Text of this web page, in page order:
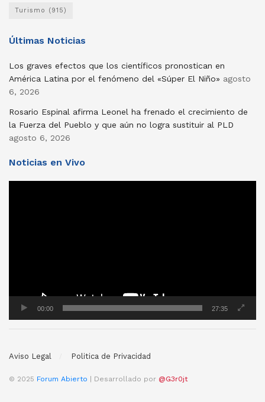
Turismo (915)
Últimas Noticias
Los graves efectos que los científicos pronostican en
América Latina por el fenómeno del «Súper El Niño» agosto
6, 2026
Rosario Espinal afirma Leonel ha frenado el crecimiento de
la Fuerza del Pueblo y que aún no logra sustituir al PLD
agosto 6, 2026
Noticias en Vivo
00:00 27:35
Aviso Legal Politica de Privacidad
© 2025 Forum Abierto | Desarrollado por @G3r0jt